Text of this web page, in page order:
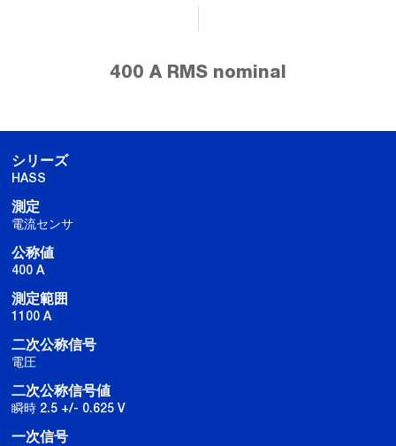
400 A RMS nominal
シリーズ
HASS
測定
電流センサ
公称値
400 A
測定範囲
1100 A
二次公称信号
電圧
二次公称信号値
瞬時 2.5 +/- 0.625 V
一次信号